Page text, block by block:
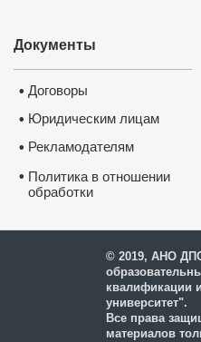
Документы
• Договоры
• Юридическим лицам
• Рекламодателям
• Политика в отношении
обработки
© 2019, АНО
квалификации
университет".
Все права
материалов